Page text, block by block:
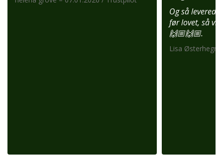
Og så
før lovet, så vi
🙌🏼🙌🏼.
Lisa Østerhegn